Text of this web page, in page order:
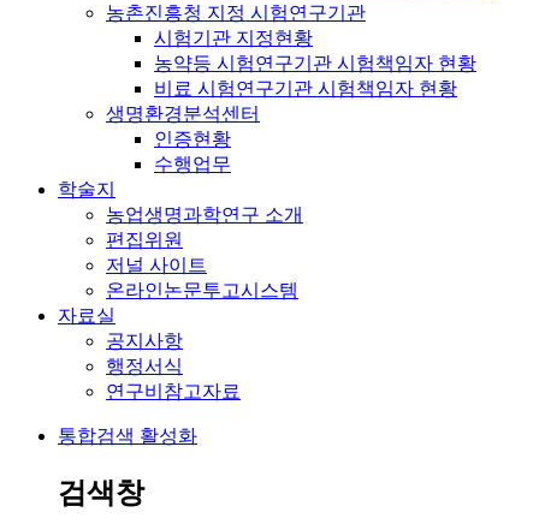
농촌진흥청 지정 시험연구기관
시험기관 지정현황
농약등 시험연구기관 시험책임자 현황
비료 시험연구기관 시험책임자 현황
생명환경분석센터
인증현황
수행업무
학술지
농업생명과학연구 소개
편집위원
저널 사이트
온라인논문투고시스템
자료실
공지사항
행정서식
연구비참고자료
통합검색 활성화
검색창